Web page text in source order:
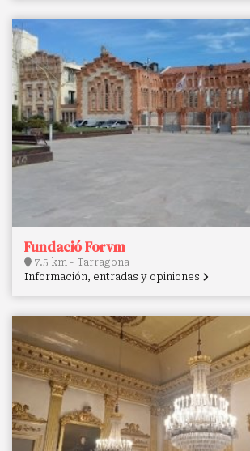
Fundació Forvm
7.5 km - Tarragona
Información, entradas y opiniones